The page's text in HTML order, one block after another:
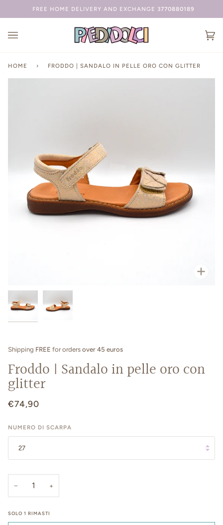
FREE HOME DELIVERY AND EXCHANGE 3770880189
HOME › FRODDO | SANDALO IN PELLE ORO CON GLITTER
Shipping FREE for orders over 45 euros
Froddo | Sandalo in pelle oro con
glitter
€74,90
NUMERO DI SCARPA
27
− +
SOLO 1 RIMASTI